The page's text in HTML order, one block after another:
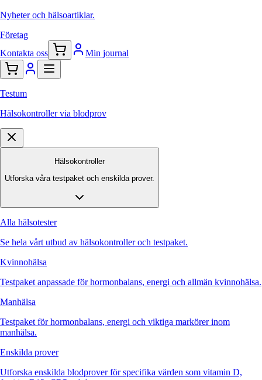
Nyheter och hälsoartiklar.
Företag
Kontakta oss
Min journal
Testum
Hälsokontroller via blodprov
Hälsokontroller
Utforska våra testpaket och enskilda prover.
Alla hälsotester
Se hela vårt utbud av hälsokontroller och testpaket.
Kvinnohälsa
Testpaket anpassade för hormonbalans, energi och allmän kvinnohälsa.
Manhälsa
Testpaket för hormonbalans, energi och viktiga markörer inom
manhälsa.
Enskilda prover
Utforska enskilda blodprover för specifika värden som vitamin D,